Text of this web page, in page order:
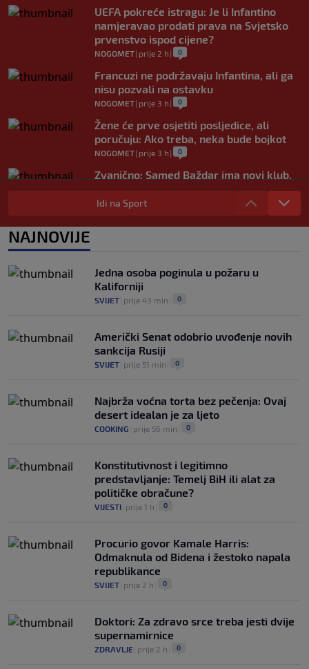
UEFA pokreće istragu: Je li Infantino
namjeravao prodati prava na Svjetsko
prvenstvo ispod cijene?
NOGOMET| prije 2 h | 0
Francuzi ne podržavaju Infantina, ali ga
nisu pozvali na ostavku
NOGOMET| prije 3 h | 0
Žene će prve osjetiti posljedice, ali
poručuju: Ako treba, neka bude bojkot
NOGOMET| prije 3 h | 0
Zvanično: Samed Baždar ima novi klub,
zadužio broj sa velikom "težinom"
NOGOMET|prije 5 h
Prije nekoliko godina zaludjela je
Idi na Sport
NAJNOVIJE
Jedna osoba poginula u požaru u
Kaliforniji
SVIJET prije 43 min 0
Američki Senat odobrio uvođenje novih
sankcija Rusiji
SVIJET prije 51 min 0
Najbrža voćna torta bez pečenja: Ovaj
desert idealan je za ljeto
COOKING prije 56 min 0
Konstitutivnost i legitimno
predstavljanje: Temelj BiH ili alat za
političke obračune?
VIJESTI prije 1 h 0
Procurio govor Kamale Harris:
Odmaknula od Bidena i žestoko napala
republikance
SVIJET prije 2 h 0
Doktori: Za zdravo srce treba jesti dvije
supernamirnice
ZDRAVLJE prije 2 h 0